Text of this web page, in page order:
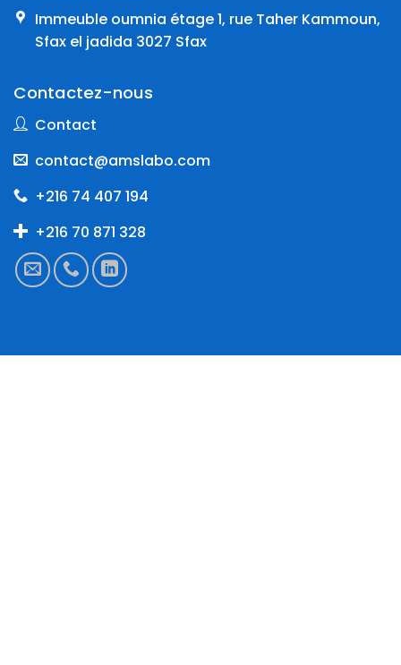
Immeuble oumnia étage 1, rue Taher Kammoun,
Sfax el jadida 3027 Sfax
Contactez-nous
Contact
contact@amslabo.com
+216 74 407 194
+216 70 871 328